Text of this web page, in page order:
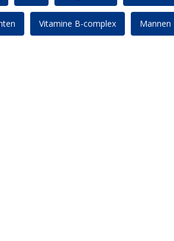
Vitamine B-complex Mannen